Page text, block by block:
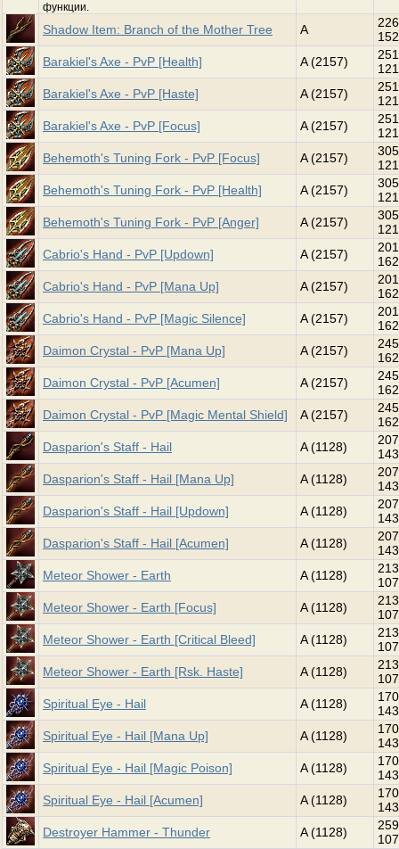
функции.
Shadow Item: Branch of the Mother Tree A
152
Barakiel's Axe - PvP [Health]
A (2157)
121
Barakiel's Axe - PvP [Haste]
A (2157)
121
Barakiel's Axe - PvP [Focus]
A (2157)
121
Behemoth's Tuning Fork - PvP [Focus]
A (2157)
121
Behemoth's Tuning Fork - PvP [Health]
A (2157)
121
Behemoth's Tuning Fork - PvP [Anger]
A (2157)
121
Cabrio's Hand - PvP [Updown]
A (2157)
162
Cabrio's Hand - PvP [Mana Up]
A (2157)
162
Cabrio's Hand - PvP [Magic Silence]
A (2157)
162
Daimon Crystal - PvP [Mana Up]
A (2157)
162
Daimon Crystal - PvP [Acumen]
A (2157)
162
Daimon Crystal - PvP [Magic Mental Shield]
A (2157)
162
Dasparion's Staff - Hail
A (1128)
143
Dasparion's Staff - Hail [Mana Up]
A (1128)
143
Dasparion's Staff - Hail [Updown]
A (1128)
143
Dasparion's Staff - Hail [Acumen]
A (1128)
143
Meteor Shower - Earth
A (1128)
107
Meteor Shower - Earth [Focus]
A (1128)
107
Meteor Shower - Earth [Critical Bleed]
A (1128)
107
Meteor Shower - Earth [Rsk. Haste]
A (1128)
107
Spiritual Eye - Hail
A (1128)
143
Spiritual Eye - Hail [Mana Up]
A (1128)
143
Spiritual Eye - Hail [Magic Poison]
A (1128)
143
Spiritual Eye - Hail [Acumen]
A (1128)
143
Destroyer Hammer - Thunder
A (1128)
107